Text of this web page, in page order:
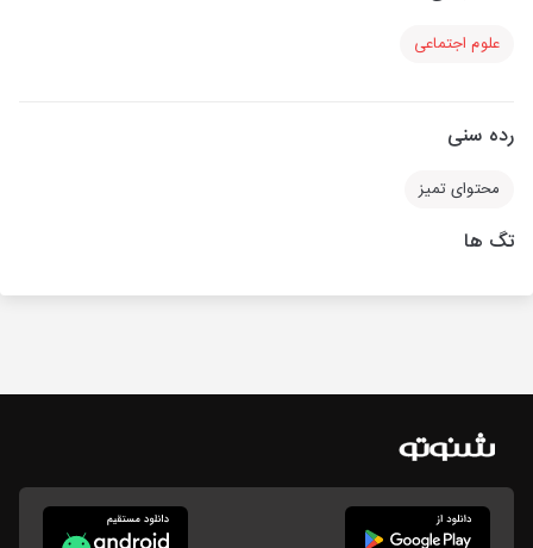
علوم اجتماعی
رده سنی
محتوای تمیز
تگ ها